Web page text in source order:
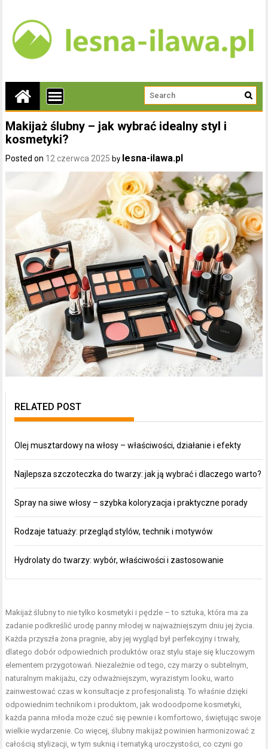
Makijaż ślubny – jak wybrać idealny styl i
kosmetyki?
Posted on 12 czerwca 2025 by lesna-ilawa.pl
RELATED POST
Olej musztardowy na włosy – właściwości, działanie i efekty
Najlepsza szczoteczka do twarzy: jak ją wybrać i dlaczego warto?
Spray na siwe włosy – szybka koloryzacja i praktyczne porady
Rodzaje tatuaży: przegląd stylów, technik i motywów
Hydrolaty do twarzy: wybór, właściwości i zastosowanie
Makijaż ślubnyto nie tylko kosmetyki i pędzle – to sztuka, która ma za
zadanie podkreślić urodę panny młodej w najważniejszym dniu jej życia.
Każda przyszła żona pragnie, aby jej wygląd był perfekcyjny i trwały,
dlatego dobór odpowiednich produktów oraz stylu staje się kluczowym
elementem przygotowań. Niezależnie od tego, czy marzy o subtelnym,
naturalnym makijażu, czy odważniejszym, wyrazistym looku, warto
zainwestować czas w konsultacje z profesjonalistą. To właśnie dzięki
odpowiednim technikom i produktom, jak wodoodporne kosmetyki,
każda panna młoda może czuć się pewnie i komfortowo, świętując swoje
wielkie wydarzenie. Co więcej, ślubny makijaż powinien harmonizować z
całością stylizacji, w tym suknią i tematyką uroczystości, co czyni go